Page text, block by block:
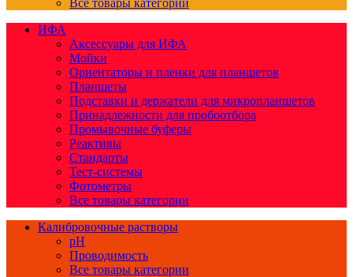
Все товары категории
ИФА
Аксессуары для ИФА
Мойки
Ориентаторы и пленки для планшетов
Планшеты
Подставки и держатели для микропланшетов
Принадлежности для пробоотбора
Промывочные буферы
Реактивы
Стандарты
Тест-системы
Фотометры
Все товары категории
Калибровочные растворы
pH
Проводимость
Все товары категории